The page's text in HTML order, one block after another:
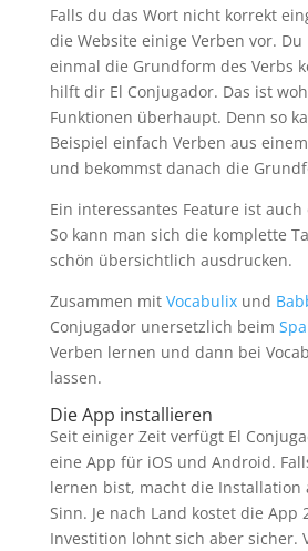
Falls du das Wort nicht korrekt
die Website einige Verben vor.
einmal die Grundform des Verbs
hilft dir El Conjugador. Das ist
Funktionen überhaupt. Denn so
Beispiel einfach Verben aus
und bekommst danach die
Ein interessantes Feature ist
So kann man sich die komplette
schön übersichtlich ausdrucken.
Zusammen mit Vocabulixund
Conjugador unersetzlich beim
Verben lernen und dann bei
lassen.
Die App installieren
Seit einiger Zeit verfügt El
eine App für iOS und Android.
lernen bist, macht die Installation
Sinn. Je nach Land kostet die App
Investition lohnt sich aber sicher.